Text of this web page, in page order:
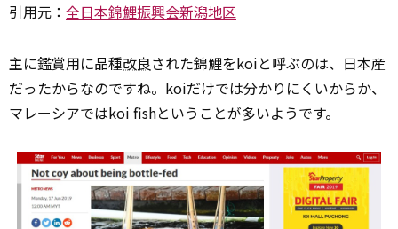
引用元： 全日本錦鯉振興会新潟地区
主に鑑賞用に品種改良された錦鯉をkoiと呼ぶのは、日本産
だったからなのですね。koiだけでは分かりにくいからか、
マレーシアではkoi fishということが多いようです。